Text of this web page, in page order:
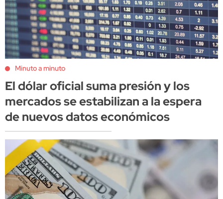
Minuto a minuto
El dólar oficial suma presión y los
mercados se estabilizan a la espera
de nuevos datos económicos